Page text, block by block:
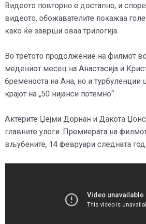
Видеото повторно е достапно, и
видеото, обожавателите покажаа
како ќе заврши оваа трилогија.
Во третото продолжение на филмот
медениот месец на Анастасија и
бременоста на Ана, но и турбуленции
крајот на „50 нијанси потемно“.
Актерите Џејми Дорнан и Дакота
главните улоги. Премиерата на
вљубените, 14 февруари следната